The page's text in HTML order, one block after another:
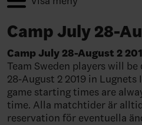
Camp July 28-
Camp July 28-August 2
Team Sweden players will
28-August 2 2019 in Lugnets
game starting times are
time. Alla matchtider är
reservation för eventuella